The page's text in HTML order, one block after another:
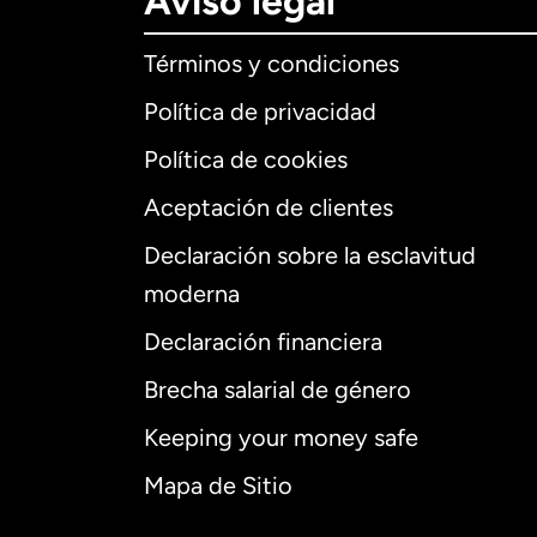
Términos y condiciones
Política de privacidad
Política de cookies
Aceptación de clientes
Declaración sobre la esclavitud
moderna
Declaración financiera
Brecha salarial de género
Keeping your money safe
Mapa de Sitio
Internacional
Alemania